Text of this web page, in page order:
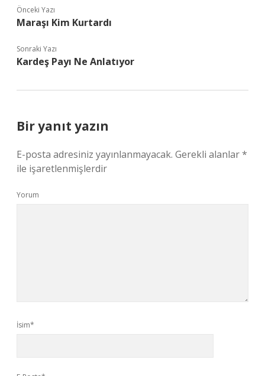
Önceki Yazı
Maraşı Kim Kurtardı
Sonraki Yazı
Kardeş Payı Ne Anlatıyor
Bir yanıt yazın
E-posta adresiniz yayınlanmayacak. Gerekli alanlar*
ile işaretlenmişlerdir
Yorum
İsim*